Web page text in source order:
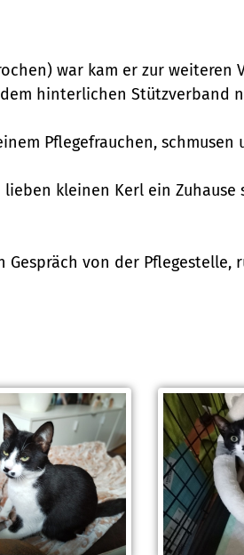
war kam er zur weiteren
hinterlichen Stützverband
Pflegefrauchen,
kleinen Kerl ein
von der Pflegestelle,